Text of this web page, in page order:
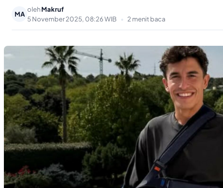
MA
olehMakruf
5 November 2025, 08:26 WIB
• 2 menit baca